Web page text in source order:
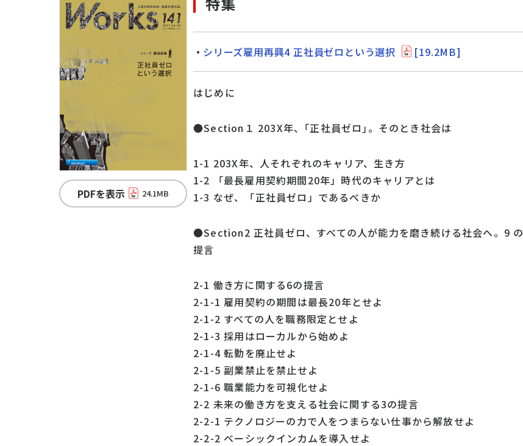
PDFを表示 24.1MB
シリーズ雇用再興4 正社員ゼロという選択 [19.2MB]
はじめに
●Section１ 203X年、｢正社員ゼロ｣。そのとき社会は
1-1 203X年、人それぞれのキャリア、生き方
1-2 「最長雇用契約期間20年」時代のキャリアとは
1-3 なぜ、「正社員ゼロ」であるべきか
●Section2 正社員ゼロ、すべての人が能力を磨き続ける社会へ。9 の
提言
2-1 働き方に関する6の提言
2-1-1 雇用契約の期間は最長20年とせよ
2-1-2 すべての人を職務限定とせよ
2-1-3 採用はローカルから始めよ
2-1-4 転勤を廃止せよ
2-1-5 副業禁止を禁止せよ
2-1-6 職業能力を可視化せよ
2-2 未来の働き方を支える社会に関する3の提言
2-2-1 テクノロジーの力で人をつまらない仕事から解放せよ
2-2-2 ベーシックインカムを導入せよ